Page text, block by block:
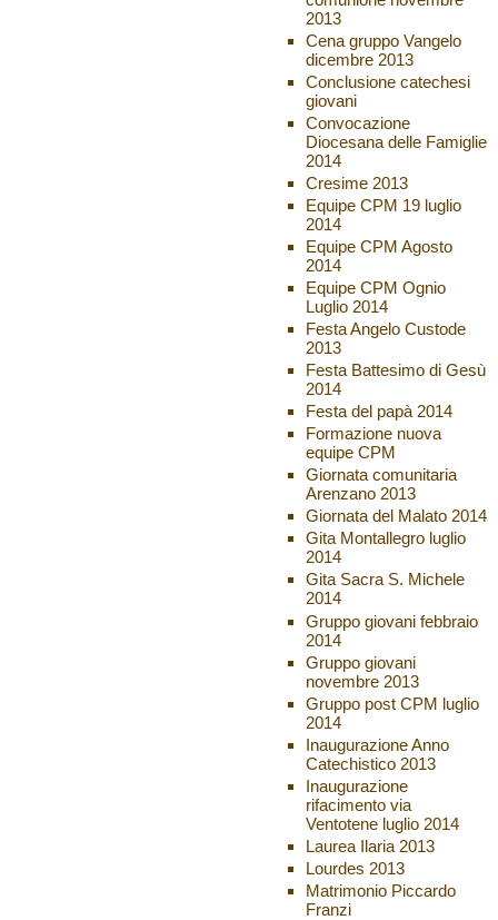
2013
Cena gruppo Vangelo
dicembre 2013
Conclusione catechesi
giovani
Convocazione
Diocesana delle Famiglie
2014
Cresime 2013
Equipe CPM 19 luglio
2014
Equipe CPM Agosto
2014
Equipe CPM Ognio
Luglio 2014
Festa Angelo Custode
2013
Festa Battesimo di Gesù
2014
Festa del papà 2014
Formazione nuova
equipe CPM
Giornata comunitaria
Arenzano 2013
Giornata del Malato 2014
Gita Montallegro luglio
2014
Gita Sacra S. Michele
2014
Gruppo giovani febbraio
2014
Gruppo giovani
novembre 2013
Gruppo post CPM luglio
2014
Inaugurazione Anno
Catechistico 2013
Inaugurazione
rifacimento via
Ventotene luglio 2014
Laurea Ilaria 2013
Lourdes 2013
Matrimonio Piccardo
Franzi